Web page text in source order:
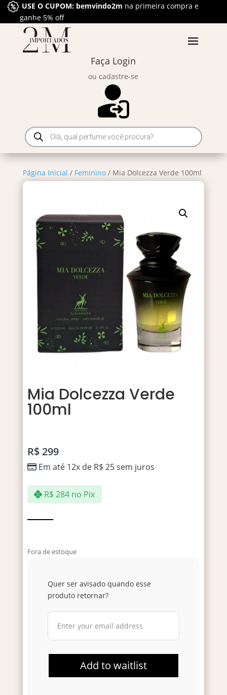
USE O CUPOM: bemvindo2m na primeira compra e
ganhe 5% off
Faça Login
ou cadastre-se
Pesquisar
produtos
Página Inicial / Feminino/ Mia Dolcezza Verde 100ml
Mia Dolcezza Verde
100ml
R$299
Em até 12x de R$ 25sem juros
R$ 284 no Pix
Fora de estoque
Quer ser avisado quando esse
produto retornar?